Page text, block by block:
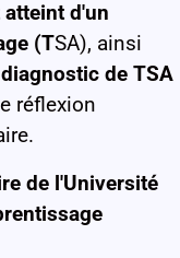
d'un
(TSA), ainsi
diagnostic de TSA
réflexion
de l'Université